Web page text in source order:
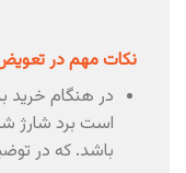
نکات مهم در
در هنگام خرید
است برد شارژ
باشد. که در